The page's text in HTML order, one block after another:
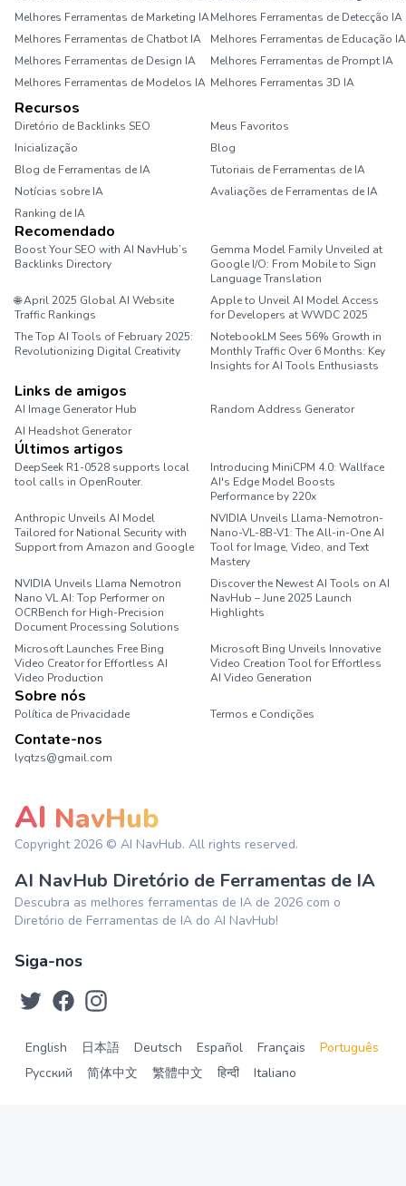
Melhores Ferramentas de Marketing IAMelhores Ferramentas de Detecção IA
Melhores Ferramentas de Chatbot IA
Melhores Ferramentas de Educação IA
Melhores Ferramentas de Design IA
Melhores Ferramentas de Prompt IA
Melhores Ferramentas de Modelos IA Melhores Ferramentas 3D IA
Recursos
Diretório de Backlinks SEO
Meus Favoritos
Inicialização
Blog
Blog de Ferramentas de IA
Tutoriais de Ferramentas de IA
Notícias sobre IA
Avaliações de Ferramentas de IA
Ranking de IA
Recomendado
Boost Your SEO with AI NavHub’s
Backlinks Directory
Gemma Model Family Unveiled at
Google I/O: From Mobile to Sign
Language Translation
🌐 April 2025 Global AI Website
Traffic Rankings
Apple to Unveil AI Model Access
for Developers at WWDC 2025
The Top AI Tools of February 2025:
Revolutionizing Digital Creativity
NotebookLM Sees 56% Growth in
Monthly Traffic Over 6 Months: Key
Insights for AI Tools Enthusiasts
Links de amigos
AI Image Generator Hub
Random Address Generator
AI Headshot Generator
Últimos artigos
DeepSeek R1-0528 supports local
tool calls in OpenRouter.
Introducing MiniCPM 4.0: Wallface
AI's Edge Model Boosts
Performance by 220x
Anthropic Unveils AI Model
Tailored for National Security with
Support from Amazon and Google
NVIDIA Unveils Llama-Nemotron-
Nano-VL-8B-V1: The All-in-One AI
Tool for Image, Video, and Text
Mastery
NVIDIA Unveils Llama Nemotron
Nano VL AI: Top Performer on
OCRBench for High-Precision
Document Processing Solutions
Discover the Newest AI Tools on AI
NavHub – June 2025 Launch
Highlights
Microsoft Launches Free Bing
Video Creator for Effortless AI
Video Production
Microsoft Bing Unveils Innovative
Video Creation Tool for Effortless
AI Video Generation
Sobre nós
Política de Privacidade Termos e Condições
Contate-nos
lyqtzs@gmail.com
AI NavHub
Copyright 2026 © AI NavHub. All rights reserved.
AI NavHub Diretório de Ferramentas de IA
Descubra as melhores ferramentas de IA de 2026 com o
Diretório de Ferramentas de IA do AI NavHub!
Siga-nos
English 日本語 Deutsch Español Français
Português
Русский
简体中文 繁體中文 हिन्दी Italiano